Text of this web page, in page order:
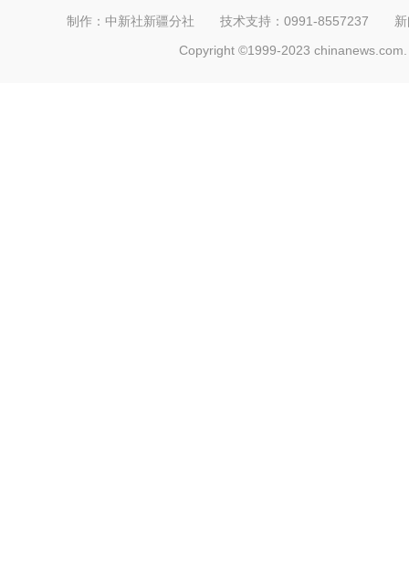
制作：中新社新疆分社 技术支持：0991-8557237
Copyright ©1999-2023